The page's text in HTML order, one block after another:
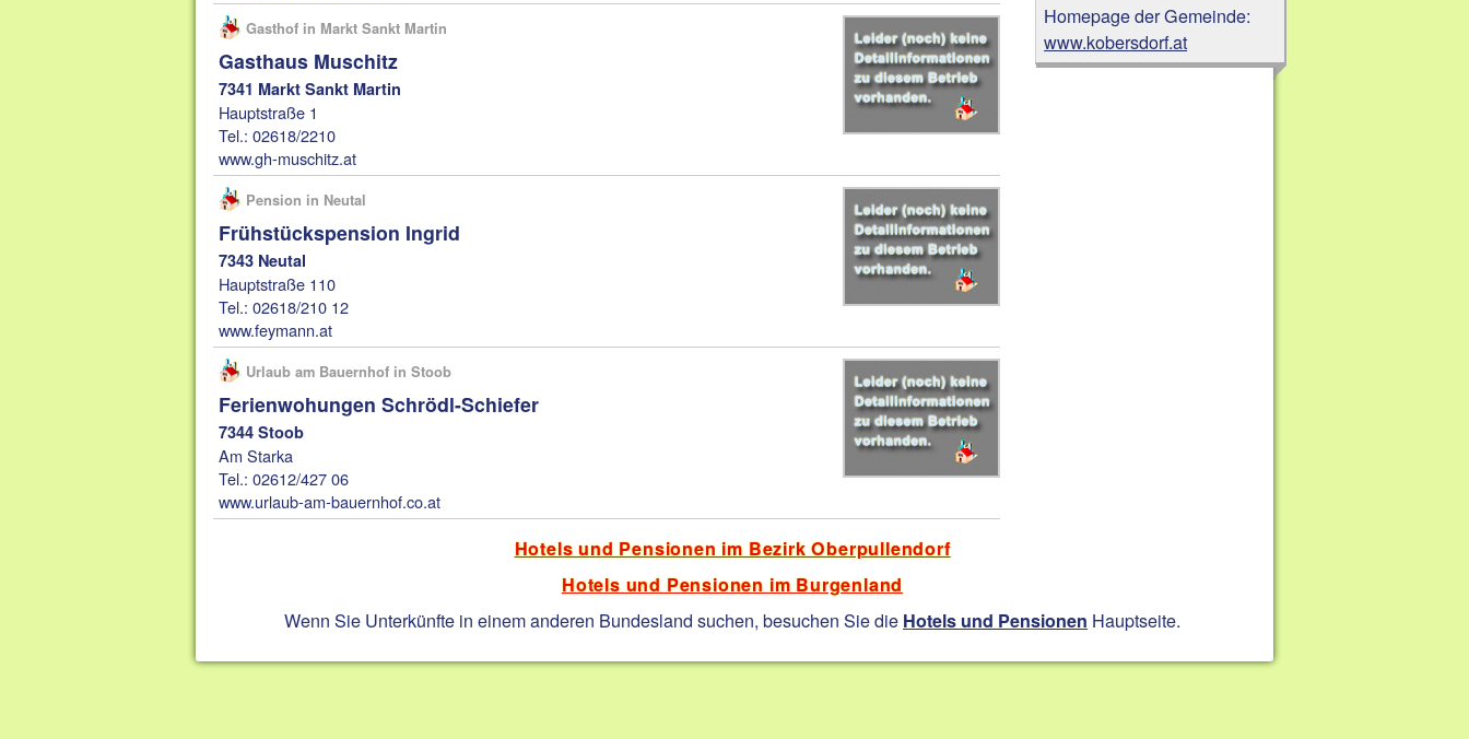
Gasthof in Markt Sankt Martin
Gasthaus Muschitz
7341 Markt Sankt Martin
Hauptstraße 1
Tel.: 02618/2210
www.gh-muschitz.at
Pension in Neutal
Frühstückspension Ingrid
7343 Neutal
Hauptstraße 110
Tel.: 02618/210 12
www.feymann.at
Urlaub am Bauernhof in Stoob
Ferienwohungen Schrödl-Schiefer
7344 Stoob
Am Starka
Tel.: 02612/427 06
www.urlaub-am-bauernhof.co.at
Homepage der Gemeinde:
www.kobersdorf.at
Hotels und Pensionen im Bezirk Oberpullendorf
Hotels und Pensionen im Burgenland
Wenn Sie Unterkünfte in einem anderen Bundesland suchen, besuchen Sie die Hotels und Pensionen Hauptseite.